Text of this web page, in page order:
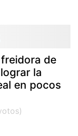
de
la
en pocos